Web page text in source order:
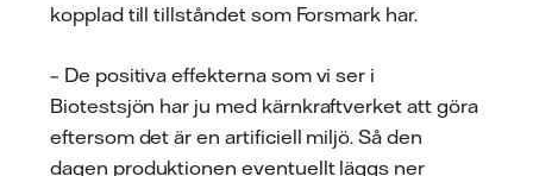
kopplad till tillståndet som Forsmark har.
– De positiva effekterna som vi ser i
Biotestsjön har ju med kärnkraftverket att göra
eftersom det är en artificiell miljö. Så den
dagen produktionen eventuellt läggs ner